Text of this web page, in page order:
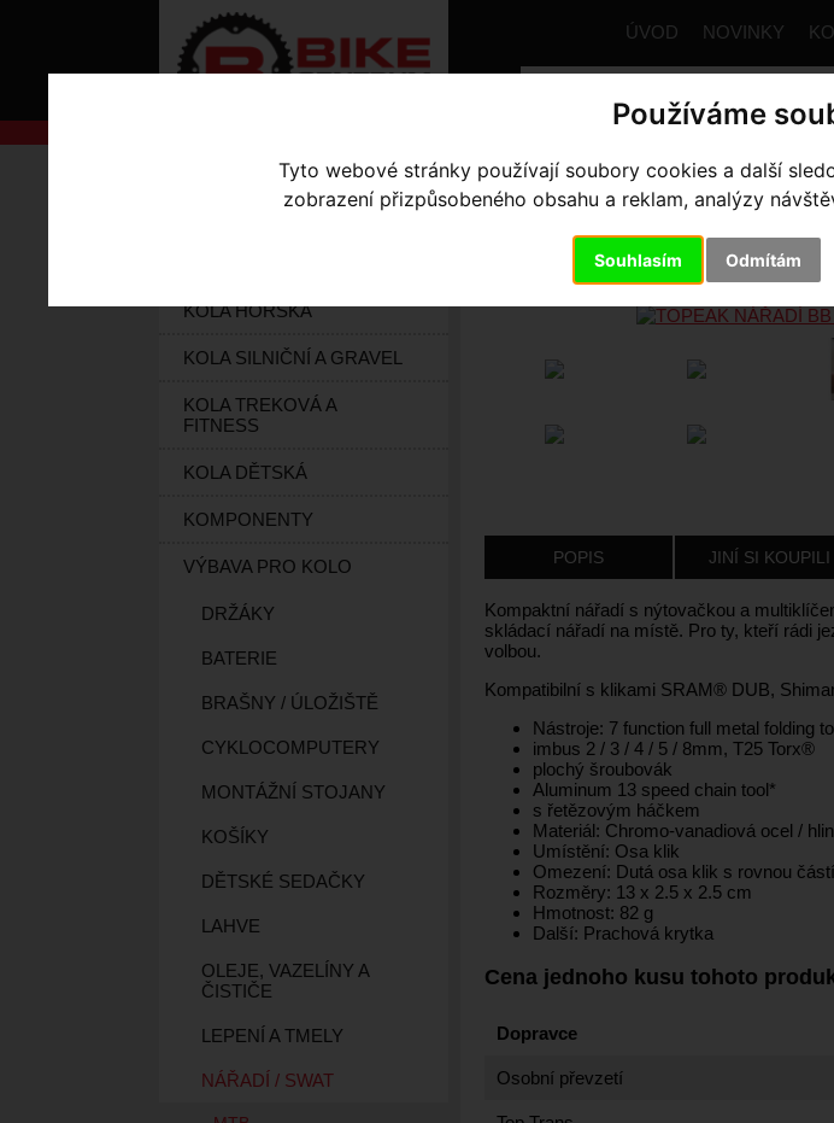
Používáme
Tyto webové stránky používají soubory cookies a další
zobrazení přizpůsobeného obsahu a reklam, analýzy
Souhlasím Odmítám
ÚVOD NOVINKY
KOLA HORSKÁ
KOLA SILNIČNÍ A GRAVEL
KOLA TREKOVÁ A
FITNESS
KOLA DĚTSKÁ
KOMPONENTY
VÝBAVA PRO KOLO
DRŽÁKY
BATERIE
BRAŠNY / ÚLOŽIŠTĚ
CYKLOCOMPUTERY
MONTÁŽNÍ STOJANY
KOŠÍKY
DĚTSKÉ SEDAČKY
LAHVE
OLEJE, VAZELÍNY A
ČISTIČE
LEPENÍ A TMELY
NÁŘADÍ / SWAT
Úvodní strana Výbava pro kolo
TOPEAK NÁŘADÍ
POPIS JINÍ SI KOUPILI
Kompaktní nářadí s nýtovačkou a
skládací nářadí na místě. Pro ty, kteří rádi
volbou.
Kompatibilní s klikami SRAM® DUB,
Nástroje: 7 function full metal folding
imbus 2 / 3 / 4 / 5 / 8mm, T25 Torx®
plochý šroubovák
Aluminum 13 speed chain tool*
s řetězovým háčkem
Materiál: Chromo-vanadiová ocel /
Umístění: Osa klik
Omezení: Dutá osa klik s rovnou
Rozměry: 13 x 2.5 x 2.5 cm
Hmotnost: 82 g
Další: Prachová krytka
Cena jednoho kusu tohoto
Dopravce
Osobní převzetí